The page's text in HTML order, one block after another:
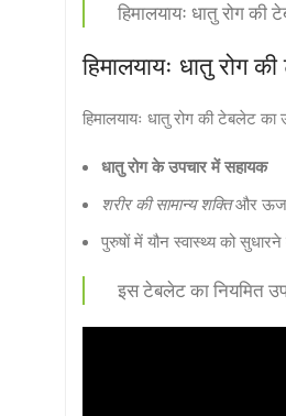
हिमालयायः धातु रोग
हिमालयायः धातु रोग
हिमालयायः धातु रोग की टेबलेट
धातु रोग के उपचार में सहायक
शरीर की सामान्य शक्तिऔर
पुरुषों में यौन स्वास्थ्य को सुधारने
इस टेबलेट का नियमित